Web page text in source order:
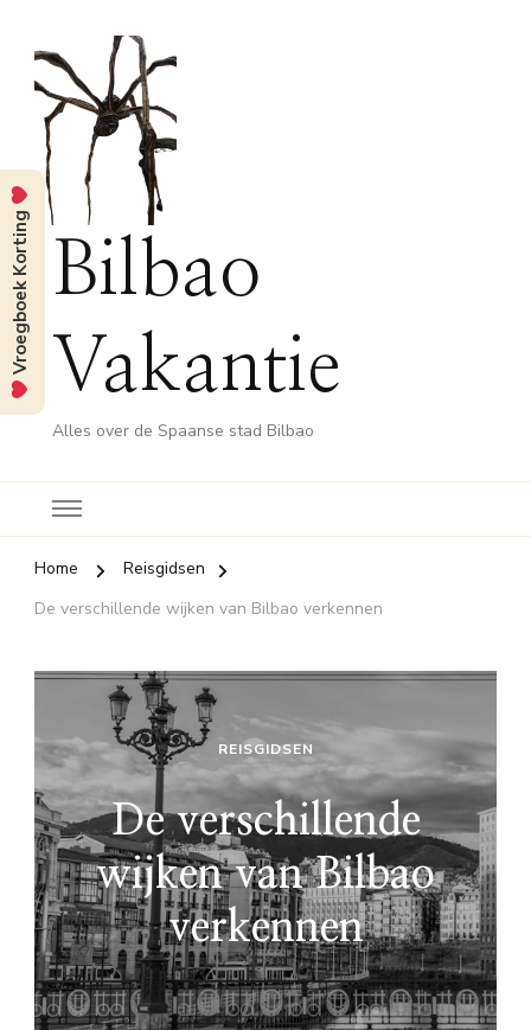
Bilbao
Vakantie
Alles over de Spaanse stad Bilbao
Home
Reisgidsen
De verschillende wijken van Bilbao verkennen
REISGIDSEN
De verschillende
wijken van Bilbao
verkennen
Vroegboek Korting